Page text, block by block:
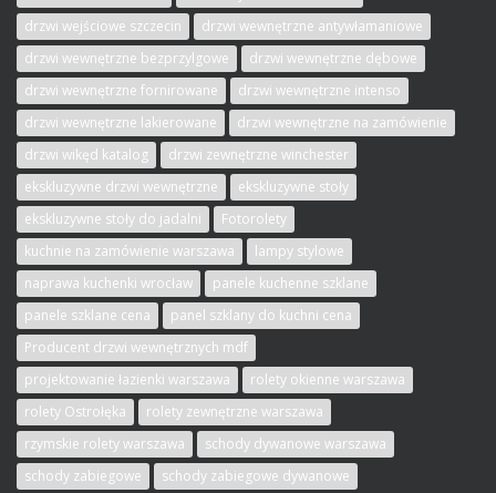
drzwi wejściowe szczecin
drzwi wewnętrzne antywłamaniowe
drzwi wewnętrzne bezprzylgowe
drzwi wewnętrzne dębowe
drzwi wewnętrzne fornirowane
drzwi wewnętrzne intenso
drzwi wewnętrzne lakierowane
drzwi wewnętrzne na zamówienie
drzwi wikęd katalog
drzwi zewnętrzne winchester
ekskluzywne drzwi wewnętrzne
ekskluzywne stoły
ekskluzywne stoły do jadalni
Fotorolety
kuchnie na zamówienie warszawa
lampy stylowe
naprawa kuchenki wrocław
panele kuchenne szklane
panele szklane cena
panel szklany do kuchni cena
Producent drzwi wewnętrznych mdf
projektowanie łazienki warszawa
rolety okienne warszawa
rolety Ostrołęka
rolety zewnętrzne warszawa
rzymskie rolety warszawa
schody dywanowe warszawa
schody zabiegowe
schody zabiegowe dywanowe